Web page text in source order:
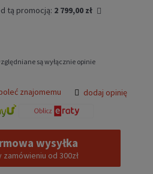
tą promocją: 2 799,00 zł
krócej niż 30 dni, wyświetlana
kiedy produkt pojawił się w
są wyłącznie opinie
znajomemu
dodaj opinię
wysyłka
zamówieniu od 300zł